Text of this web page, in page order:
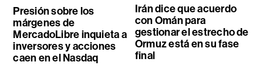
Presión sobre los
márgenes de
MercadoLibre inquieta a
inversores y acciones
caen en el Nasdaq
Irán dice que acuerdo
con Omán para
gestionar el estrecho de
Ormuz está en su fase
final